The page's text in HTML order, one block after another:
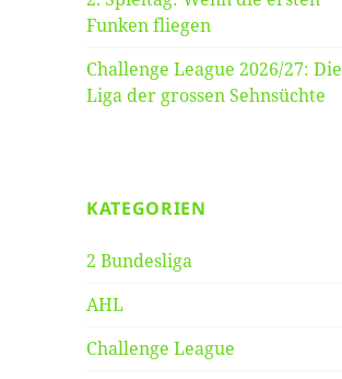
Funken fliegen
Challenge League 2026/27: Die
Liga der grossen Sehnsüchte
KATEGORIEN
2 Bundesliga
AHL
Challenge League